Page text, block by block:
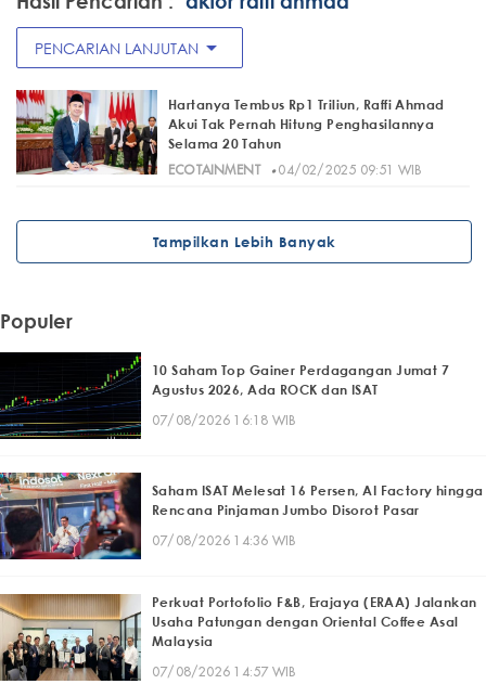
PENCARIAN LANJUTAN arrow_drop_down
Hartanya Tembus Rp1 Triliun, Raffi Ahmad
Akui Tak Pernah Hitung Penghasilannya
Selama 20 Tahun
ECOTAINMENT
· 04/02/2025 09:51 WIB
Tampilkan Lebih Banyak
Populer
10 Saham Top Gainer Perdagangan Jumat 7
Agustus 2026, Ada ROCK dan ISAT
07/08/2026 16:18 WIB
Saham ISAT Melesat 16 Persen, AI Factory hingga
Rencana Pinjaman Jumbo Disorot Pasar
07/08/2026 14:36 WIB
Perkuat Portofolio F&B, Erajaya (ERAA) Jalankan
Usaha Patungan dengan Oriental Coffee Asal
Malaysia
07/08/2026 14:57 WIB